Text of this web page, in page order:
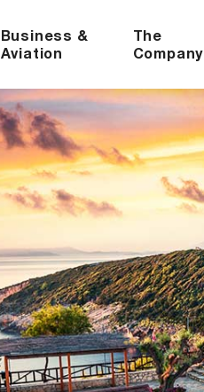
Business &
Aviation
The
Company